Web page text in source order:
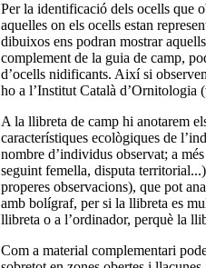
Per la identificació dels ocells que
aquelles on els ocells estan
dibuixos ens podran mostrar
complement de la guia de camp,
d’ocells nidificants. Així si
ho a l’Institut Català
A la llibreta de camp hi anotarem
característiques ecològiques de
nombre d’individus observat; a
seguint femella, disputa
properes observacions), que pot
amb bolígraf, per si la llibreta es
llibreta o a l’ordinador, perquè la
Com a material complementari